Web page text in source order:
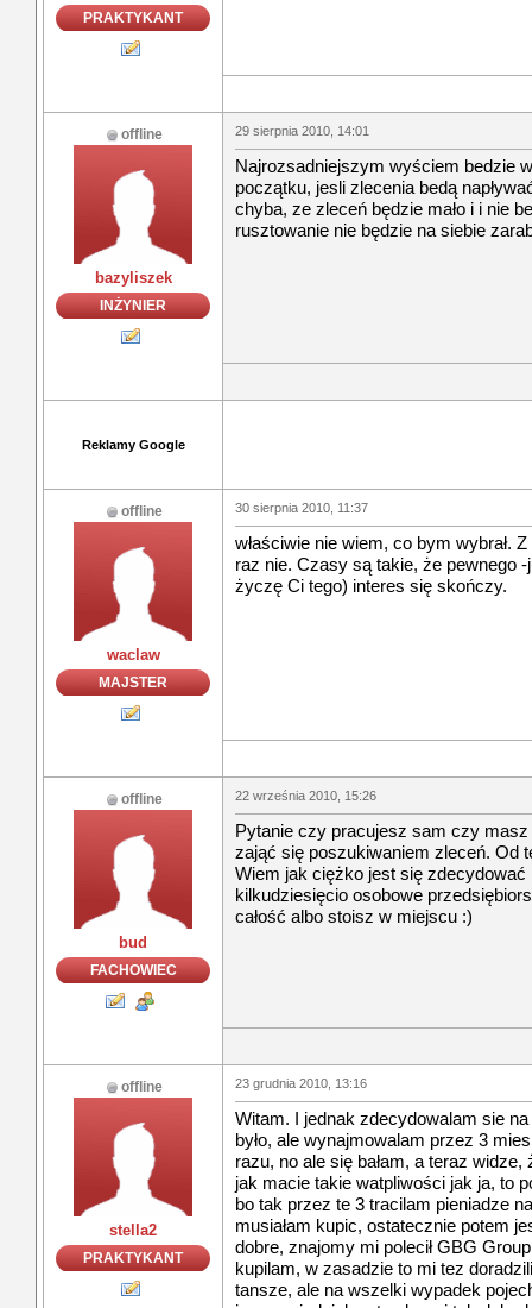
PRAKTYKANT
offline
bazyliszek
INŻYNIER
29 sierpnia 2010, 14:01
Najrozsadniejszym wyściem bedzie
początku, jesli zlecenia bedą
chyba, ze zleceń będzie mało i i nie
rusztowanie nie będzie na siebie
Reklamy Google
offline
waclaw
MAJSTER
30 sierpnia 2010, 11:37
właściwie nie wiem, co bym wybrał.
raz nie. Czasy są takie, że pewnego
życzę Ci tego) interes się skończy.
offline
bud
FACHOWIEC
22 września 2010, 15:26
Pytanie czy pracujesz sam czy
zająć się poszukiwaniem zleceń. Od
Wiem jak ciężko jest się zdecydować
kilkudziesięcio osobowe
całość albo stoisz w miejscu :)
offline
stella2
PRAKTYKANT
23 grudnia 2010, 13:16
Witam. I jednak zdecydowalam sie
było, ale wynajmowalam przez 3
razu, no ale się bałam, a teraz
jak macie takie watpliwości jak ja, to
bo tak przez te 3 tracilam pieniadze
musiałam kupic, ostatecznie potem
dobre, znajomy mi polecił GBG
kupilam, w zasadzie to mi tez
tansze, ale na wszelki wypadek